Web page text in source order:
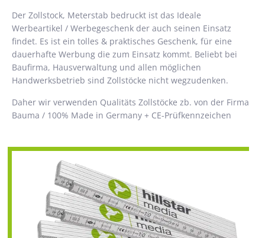
Der Zollstock, Meterstab bedruckt ist das Ideale
Werbeartikel / Werbegeschenk der auch seinen Einsatz
findet. Es ist ein tolles & praktisches Geschenk, für eine
dauerhafte Werbung die zum Einsatz kommt. Beliebt bei
Baufirma, Hausverwaltung und allen möglichen
Handwerksbetrieb sind Zollstöcke nicht wegzudenken.
Daher wir verwenden Qualitäts Zollstöcke zb. von der Firma
Bauma / 100% Made in Germany + CE-Prüfkennzeichen